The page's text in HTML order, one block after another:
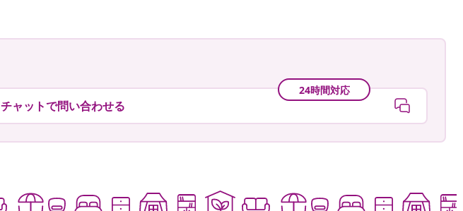
24時間対応
チャットで問い合わせる